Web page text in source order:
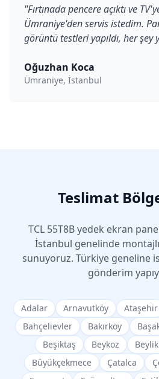
"Fırtınada pencere açıktı ve
Ümraniye'den servis istedim.
görüntü testleri yapıldı, her şey
Oğuzhan Koca
Ümraniye, İstanbul
Teslimat
TCL 55T8Byedek ekran
İstanbul genelinde
sunuyoruz. Türkiye geneline
gönderim
Adalar Arnavutköy Ataşehir
Bahçelievler
Bakırköy
Beşiktaş
Beykoz
Büyükçekmece
Çatalca